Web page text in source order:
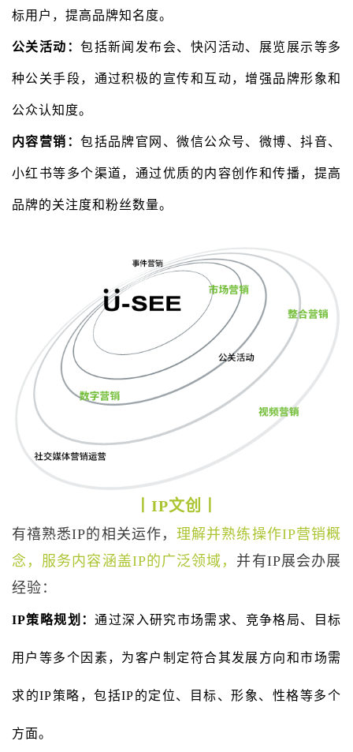
标用户，提高品牌知名度。
公关活动：包括新闻发布会、快闪活动、展览展示等多
种公关手段，通过积极的宣传和互动，增强品牌形象和
公众认知度。
内容营销：包括品牌官网、微信公众号、微博、抖音、
小红书等多个渠道，通过优质的内容创作和传播，提高
品牌的关注度和粉丝数量。
丨IP文创丨
有禧熟悉IP的相关运作，理解并熟练操作IP营销概
念，服务内容涵盖IP的广泛领域， 并有IP展会办展
经验：
IP策略规划：通过深入研究市场需求、竞争格局、目标
用户等多个因素，为客户制定符合其发展方向和市场需
求的IP策略，包括IP的定位、目标、形象、性格等多个
方面。